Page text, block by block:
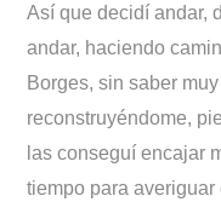
Así que decidí andar,
andar, haciendo
Borges, sin saber
reconstruyéndome,
las conseguí encajar
tiempo para